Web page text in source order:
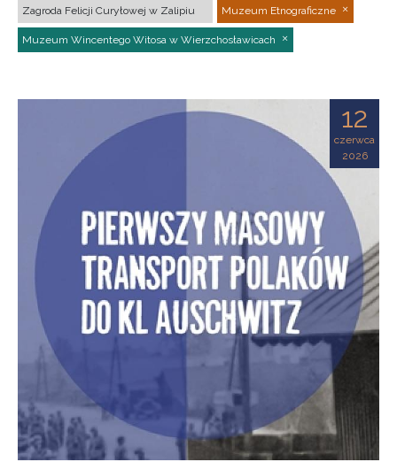
Zagroda Felicji Curyłowej w Zalipiu Muzeum Etnograficzne
Muzeum Wincentego Witosa w Wierzchosławicach
12
czerwca
2026